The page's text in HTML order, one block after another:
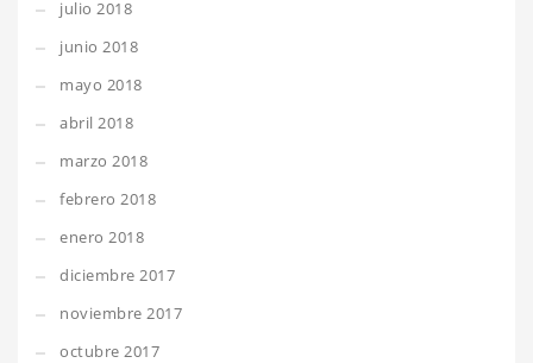
julio 2018
junio 2018
mayo 2018
abril 2018
marzo 2018
febrero 2018
enero 2018
diciembre 2017
noviembre 2017
octubre 2017